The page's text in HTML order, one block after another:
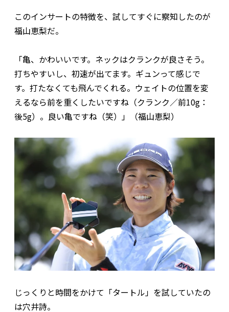
このインサートの特徴を、試してすぐに察知したのが
福山恵梨だ。
「亀、かわいいです。ネックはクランクが良さそう。
打ちやすいし、初速が出てます。ギュンって感じで
す。打たなくても飛んでくれる。ウェイトの位置を変
えるなら前を重くしたいですね（クランク／前10g：
後5g）。良い亀ですね（笑）」（福山恵梨）
じっくりと時間をかけて「タートル」を試していたの
は穴井詩。